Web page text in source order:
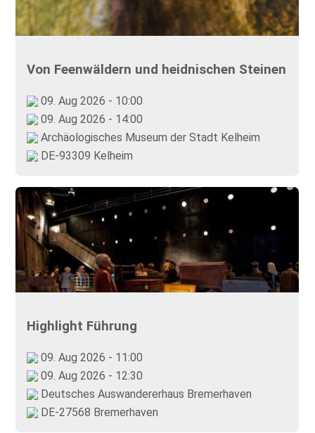
Von Feenwäldern und heidnischen Steinen
09. Aug 2026 - 10:00
09. Aug 2026 - 14:00
Archäologisches Museum der Stadt Kelheim
DE-93309 Kelheim
Highlight Führung
09. Aug 2026 - 11:00
09. Aug 2026 - 12:30
Deutsches Auswandererhaus Bremerhaven
DE-27568 Bremerhaven